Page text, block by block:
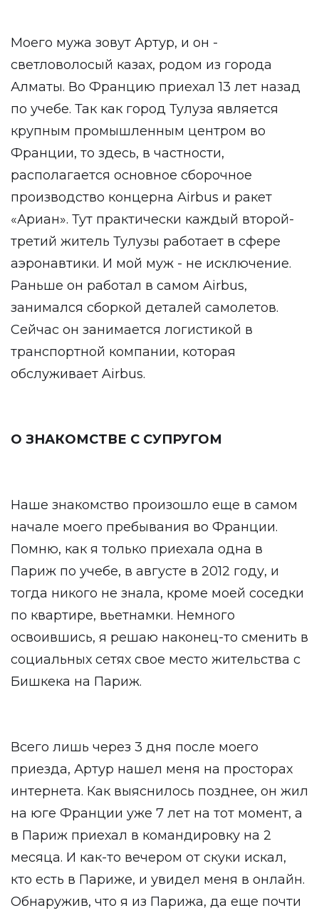
Моего мужа зовут Артур, и он -
светловолосый казах, родом из города
Алматы. Во Францию приехал 13 лет назад
по учебе. Так как город Тулуза является
крупным промышленным центром во
Франции, то здесь, в частности,
располагается основное сборочное
производство концерна Airbus и ракет
«Ариан». Тут практически каждый второй-
третий житель Тулузы работает в сфере
аэронавтики. И мой муж - не исключение.
Раньше он работал в самом Airbus,
занимался сборкой деталей самолетов.
Сейчас он занимается логистикой в
транспортной компании, которая
обслуживает Airbus.
О ЗНАКОМСТВЕ С СУПРУГОМ
Наше знакомство произошло еще в самом
начале моего пребывания во Франции.
Помню, как я только приехала одна в
Париж по учебе, в августе в 2012 году, и
тогда никого не знала, кроме моей соседки
по квартире, вьетнамки. Немного
освоившись, я решаю наконец-то сменить в
социальных сетях свое место жительства с
Бишкека на Париж.
Всего лишь через 3 дня после моего
приезда, Артур нашел меня на просторах
интернета. Как выяснилось позднее, он жил
на юге Франции уже 7 лет на тот момент, а
в Париж приехал в командировку на 2
месяца. И как-то вечером от скуки искал,
кто есть в Париже, и увидел меня в онлайн.
Обнаружив, что я из Парижа, да еще почти